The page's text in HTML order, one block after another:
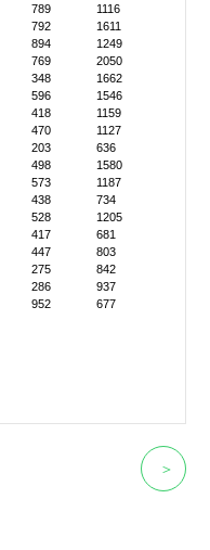
789
1116
792
1611
894
1249
769
2050
348
1662
596
1546
418
1159
470
1127
203
636
498
1580
573
1187
438
734
528
1205
417
681
447
803
275
842
286
937
952 677
＞